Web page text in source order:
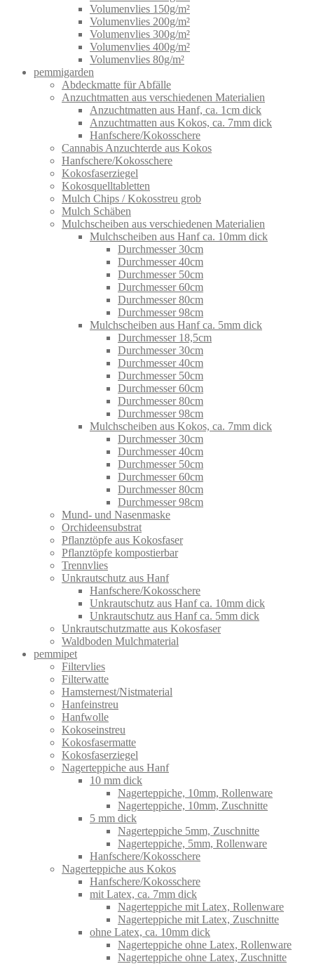
Volumenvlies 150g/m²
Volumenvlies 200g/m²
Volumenvlies 300g/m²
Volumenvlies 400g/m²
Volumenvlies 80g/m²
pemmigarden
Abdeckmatte für Abfälle
Anzuchtmatten aus verschiedenen Materialien
Anzuchtmatten aus Hanf, ca. 1cm dick
Anzuchtmatten aus Kokos, ca. 7mm dick
Hanfschere/Kokosschere
Cannabis Anzuchterde aus Kokos
Hanfschere/Kokosschere
Kokosfaserziegel
Kokosquelltabletten
Mulch Chips / Kokosstreu grob
Mulch Schäben
Mulchscheiben aus verschiedenen Materialien
Mulchscheiben aus Hanf ca. 10mm dick
Durchmesser 30cm
Durchmesser 40cm
Durchmesser 50cm
Durchmesser 60cm
Durchmesser 80cm
Durchmesser 98cm
Mulchscheiben aus Hanf ca. 5mm dick
Durchmesser 18,5cm
Durchmesser 30cm
Durchmesser 40cm
Durchmesser 50cm
Durchmesser 60cm
Durchmesser 80cm
Durchmesser 98cm
Mulchscheiben aus Kokos, ca. 7mm dick
Durchmesser 30cm
Durchmesser 40cm
Durchmesser 50cm
Durchmesser 60cm
Durchmesser 80cm
Durchmesser 98cm
Mund- und Nasenmaske
Orchideensubstrat
Pflanztöpfe aus Kokosfaser
Pflanztöpfe kompostierbar
Trennvlies
Unkrautschutz aus Hanf
Hanfschere/Kokosschere
Unkrautschutz aus Hanf ca. 10mm dick
Unkrautschutz aus Hanf ca. 5mm dick
Unkrautschutzmatte aus Kokosfaser
Waldboden Mulchmaterial
pemmipet
Filtervlies
Filterwatte
Hamsternest/Nistmaterial
Hanfeinstreu
Hanfwolle
Kokoseinstreu
Kokosfasermatte
Kokosfaserziegel
Nagerteppiche aus Hanf
10 mm dick
Nagerteppiche, 10mm, Rollenware
Nagerteppiche, 10mm, Zuschnitte
5 mm dick
Nagerteppiche 5mm, Zuschnitte
Nagerteppiche, 5mm, Rollenware
Hanfschere/Kokosschere
Nagerteppiche aus Kokos
Hanfschere/Kokosschere
mit Latex, ca. 7mm dick
Nagerteppiche mit Latex, Rollenware
Nagerteppiche mit Latex, Zuschnitte
ohne Latex, ca. 10mm dick
Nagerteppiche ohne Latex, Rollenware
Nagerteppiche ohne Latex, Zuschnitte